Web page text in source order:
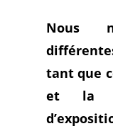
Nous
tant que
et la